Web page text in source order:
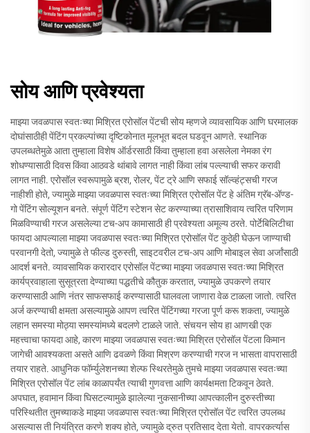
सोय आणि प्रवेश्यता
माझ्या जवळपास स्वतःच्या मिश्रित एरोसॉल पेंटची सोय म्हणजे व्यावसायिक आणि घरमालक
दोघांसाठीही पेंटिंग प्रकल्पांच्या दृष्टिकोनात मूलभूत बदल घडवून आणते. स्थानिक
उपलब्धतेमुळे आता तुम्हाला विशेष ऑर्डरसाठी किंवा तुम्हाला हवा असलेला नेमका रंग
शोधण्यासाठी दिवस किंवा आठवडे थांबावे लागत नाही किंवा लांब पल्ल्याची सफर करावी
लागत नाही. एरोसॉल स्वरूपामुळे ब्रश, रोलर, पेंट ट्रे आणि सफाई सॉल्व्हंट्सची गरज
नाहीशी होते, ज्यामुळे माझ्या जवळपास स्वतःच्या मिश्रित एरोसॉल पेंट हे अंतिम ग्रॅब-ॲण्ड-
गो पेंटिंग सोल्यूशन बनते. संपूर्ण पेंटिंग स्टेशन सेट करण्याच्या त्रासाशिवाय त्वरित परिणाम
मिळविण्याची गरज असलेल्या टच-अप कामासाठी ही प्रवेश्यता अमूल्य ठरते. पोर्टेबिलिटीचा
फायदा आपल्याला माझ्या जवळपास स्वतःच्या मिश्रित एरोसॉल पेंट कुठेही घेऊन जाण्याची
परवानगी देतो, ज्यामुळे ते फील्ड दुरुस्ती, साइटवरील टच-अप आणि मोबाइल सेवा अर्जांसाठी
आदर्श बनते. व्यावसायिक करारदार एरोसॉल पेंटच्या माझ्या जवळपास स्वतःच्या मिश्रित
कार्यप्रवाहाला सुसूत्रता देण्याच्या पद्धतीचे कौतुक करतात, ज्यामुळे उपकरणे तयार
करण्यासाठी आणि नंतर साफसफाई करण्यासाठी घालवला जाणारा वेळ टाळला जातो. त्वरित
अर्ज करण्याची क्षमता असल्यामुळे आपण त्वरित पेंटिंगच्या गरजा पूर्ण करू शकता, ज्यामुळे
लहान समस्या मोठ्या समस्यांमध्ये बदलणे टाळले जाते. संचयन सोय हा आणखी एक
महत्त्वाचा फायदा आहे, कारण माझ्या जवळपास स्वतःच्या मिश्रित एरोसॉल पेंटला किमान
जागेची आवश्यकता असते आणि ढवळणे किंवा मिश्रण करण्याची गरज न भासता वापरासाठी
तयार राहते. आधुनिक फॉर्म्युलेशनच्या शेल्फ स्थिरतेमुळे तुमचे माझ्या जवळपास स्वतःच्या
मिश्रित एरोसॉल पेंट लांब काळापर्यंत त्याची गुणवत्ता आणि कार्यक्षमता टिकवून ठेवते.
अपघात, हवामान किंवा घिसटल्यामुळे झालेल्या नुकसानीच्या आपत्कालीन दुरुस्तीच्या
परिस्थितीत तुमच्याकडे माझ्या जवळपास स्वतःच्या मिश्रित एरोसॉल पेंट त्वरित उपलब्ध
असल्यास ती नियंत्रित करणे शक्य होते, ज्यामुळे द्रुत प्रतिसाद देता येतो. वापरकर्त्यास